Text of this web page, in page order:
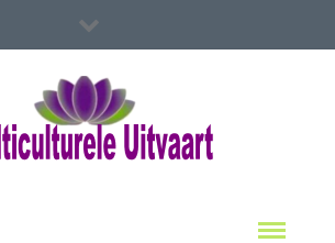
Spoed Hulp Nodig?
Multiculterele Uitvaart Locaties
Contact Ons